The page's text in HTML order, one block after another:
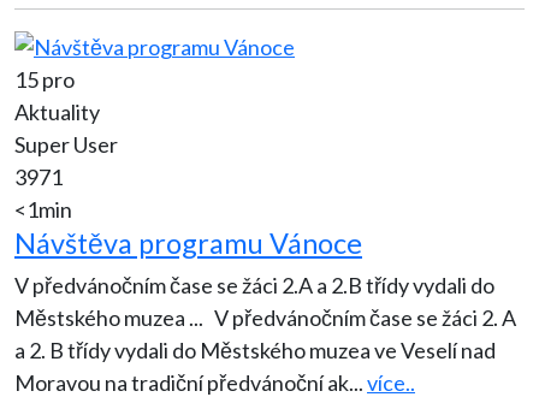
15 pro
Aktuality
Super User
3971
<1min
Návštěva programu Vánoce
V předvánočním čase se žáci 2.A a 2.B třídy vydali do
Městského muzea ... V předvánočním čase se žáci 2. A
a 2. B třídy vydali do Městského muzea ve Veselí nad
Moravou na tradiční předvánoční ak...více..